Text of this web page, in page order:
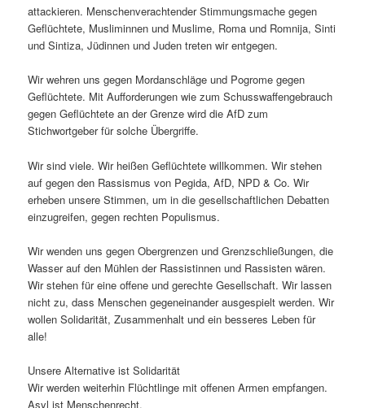
attackieren. Menschenverachtender Stimmungsmache gegen
Geflüchtete, Musliminnen und Muslime, Roma und Romnija, Sinti
und Sintiza, Jüdinnen und Juden treten wir entgegen.
Wir wehren uns gegen Mordanschläge und Pogrome gegen
Geflüchtete. Mit Aufforderungen wie zum Schusswaffengebrauch
gegen Geflüchtete an der Grenze wird die AfD zum
Stichwortgeber für solche Übergriffe.
Wir sind viele. Wir heißen Geflüchtete willkommen. Wir stehen
auf gegen den Rassismus von Pegida, AfD, NPD & Co. Wir
erheben unsere Stimmen, um in die gesellschaftlichen Debatten
einzugreifen, gegen rechten Populismus.
Wir wenden uns gegen Obergrenzen und Grenzschließungen, die
Wasser auf den Mühlen der Rassistinnen und Rassisten wären.
Wir stehen für eine offene und gerechte Gesellschaft. Wir lassen
nicht zu, dass Menschen gegeneinander ausgespielt werden. Wir
wollen Solidarität, Zusammenhalt und ein besseres Leben für
alle!
Unsere Alternative ist Solidarität
Wir werden weiterhin Flüchtlinge mit offenen Armen empfangen.
Asyl ist Menschenrecht.